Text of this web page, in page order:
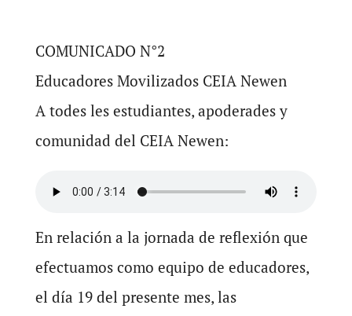
COMUNICADO N°2
Educadores Movilizados CEIA Newen
A todes les estudiantes, apoderades y
comunidad del CEIA Newen:
En relación a la jornada de reflexión que
efectuamos como equipo de educadores,
el día 19 del presente mes, las